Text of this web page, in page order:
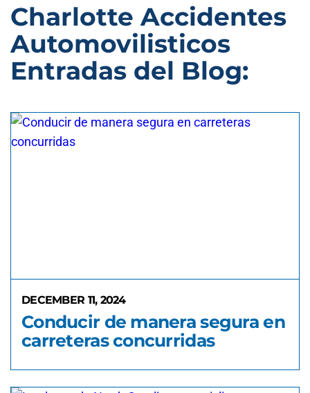
Charlotte Accidentes
Automovilisticos
Entradas del Blog:
DECEMBER 11, 2024
Conducir de manera segura en
carreteras concurridas